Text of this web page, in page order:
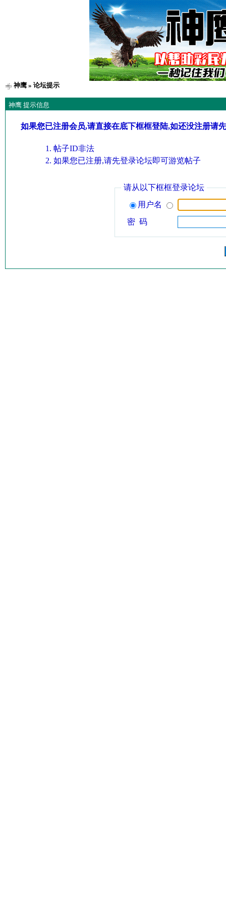
神鹰» 论坛提示
神鹰 提示信息
如果您已注册会员,请直接在底下框框登陆,如还没注册请
帖子ID非法
如果您已注册,请先登录论坛即可游览帖子
请从以下框框登录论坛
用户名
密 码